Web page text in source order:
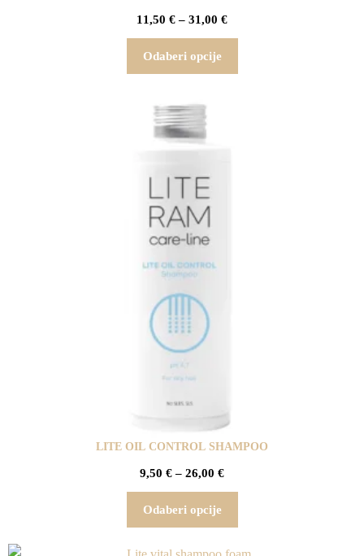
11,50 € – 31,00 €
Odaberi opcije
LITE OIL CONTROL SHAMPOO
9,50 € – 26,00 €
Odaberi opcije